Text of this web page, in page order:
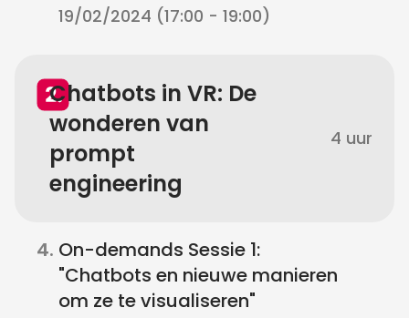
19/02/2024 (17:00 - 19:00)
Chatbots in VR: De
wonderen van
prompt
engineering
4 uur
4. On-demands Sessie 1:
"Chatbots en nieuwe manieren
om ze te visualiseren"